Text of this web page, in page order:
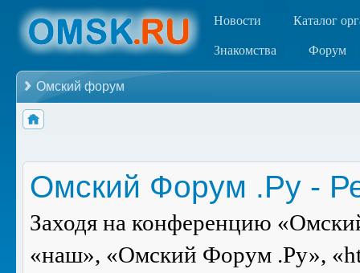
Новости Каталог
Знакомства Форум
Омский форум
Омский Форум .Ру -
Заходя на конференцию
«наш», «Омский Форум .Ру»,